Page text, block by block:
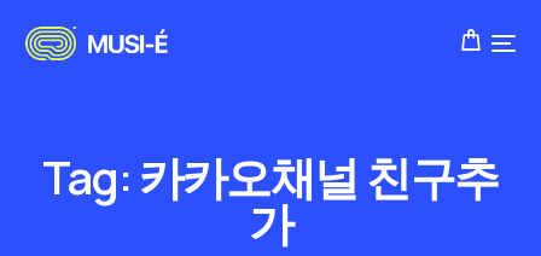
Tag:카카오채널 친구추
가